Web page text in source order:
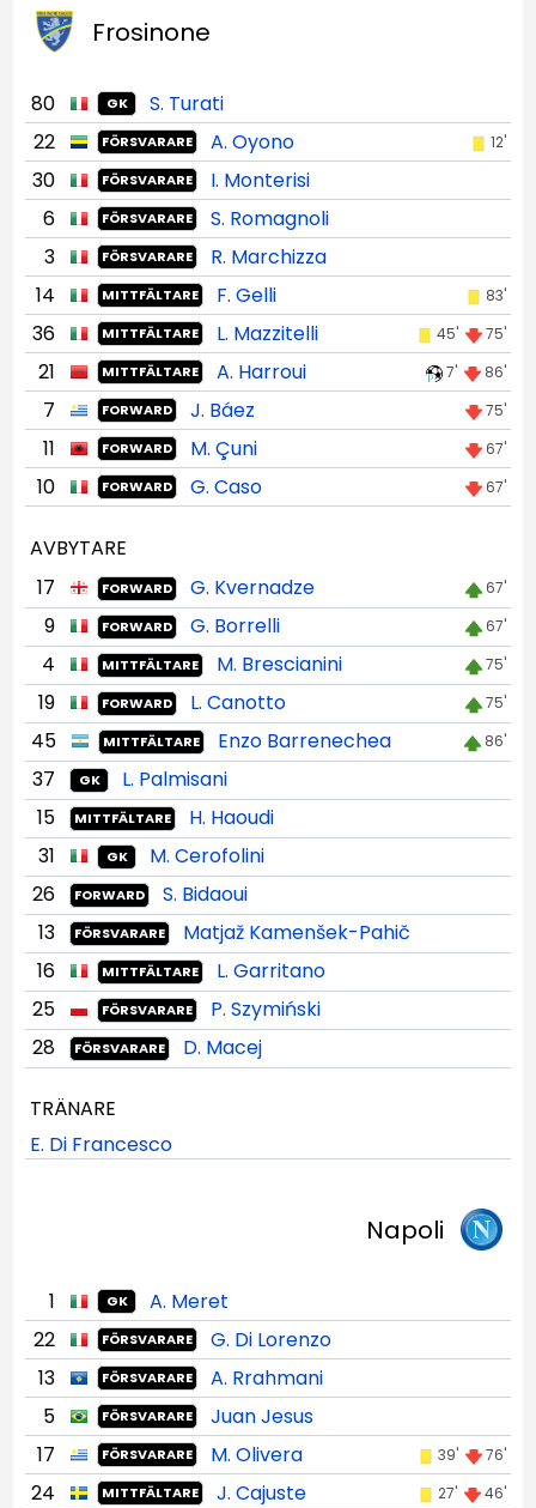
Frosinone
80 GK
S. Turati
22
FÖRSVARARE A. Oyono 12'
30 FÖRSVARARE
I. Monterisi
6
FÖRSVARARE
S. Romagnoli
3
FÖRSVARARE
R. Marchizza
14
MITTFÄLTARE F. Gelli 83'
36 MITTFÄLTARE L. Mazzitelli 45' 75'
21 MITTFÄLTARE A. Harroui 7' 86'
7 FORWARD J. Báez 75'
11 FORWARD M. Çuni 67'
10 FORWARD G. Caso 67'
AVBYTARE
17
FORWARD G. Kvernadze 67'
9 FORWARD G. Borrelli 67'
4 MITTFÄLTARE M. Brescianini 75'
19 FORWARD L. Canotto 75'
45 MITTFÄLTARE Enzo Barrenechea 86'
37 GK
L. Palmisani
15
MITTFÄLTARE
H. Haoudi
31
GK
M. Cerofolini
26
FORWARD
S. Bidaoui
13
FÖRSVARARE
Matjaž Kamenšek-Pahič
16
MITTFÄLTARE
L. Garritano
25
FÖRSVARARE
P. Szymiński
28
FÖRSVARARE D. Macej
TRÄNARE
E. Di Francesco
Napoli
1 GK
A. Meret
22
FÖRSVARARE
G. Di Lorenzo
13
FÖRSVARARE
A. Rrahmani
5
FÖRSVARARE
Juan Jesus
17
FÖRSVARARE M. Olivera 39' 76'
24 MITTFÄLTARE J. Cajuste 27' 46'